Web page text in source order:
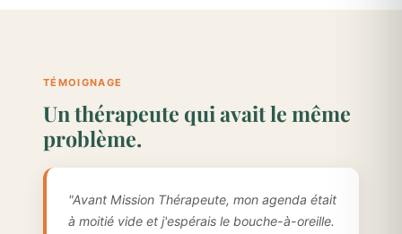
TÉMOIGNAGE
Un thérapeute qui avait le même
problème.
"Avant Mission Thérapeute, mon agenda était
à moitié vide et j'espérais le bouche-à-oreille.